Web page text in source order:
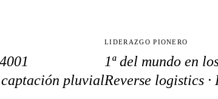
pluvial
LIDERAZGO PIONERO
1ª del mundo en
Reverse logistics ·